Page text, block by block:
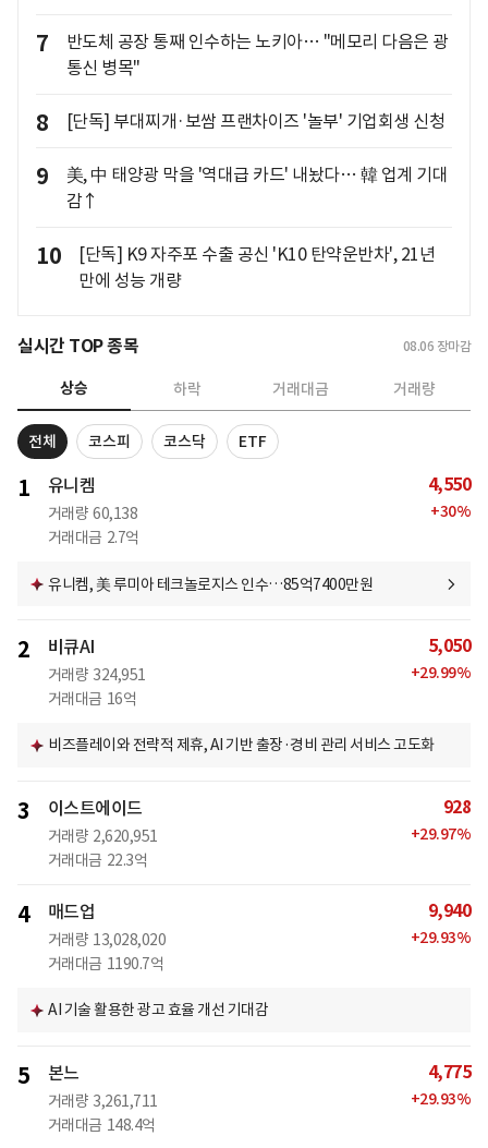
7
반도체 공장 통째 인수하는 노키아… "메모리 다음은 광
통신 병목"
8 [단독] 부대찌개·보쌈 프랜차이즈 '놀부' 기업회생 신청
9
美, 中 태양광 막을 '역대급 카드' 내놨다… 韓 업계 기대
감↑
10
[단독] K9 자주포 수출 공신 'K10 탄약운반차', 21년
만에 성능 개량
실시간 TOP 종목 08.06 장마감
상승 하락 거래대금 거래량
전체 코스피 코스닥 ETF
1 유니켐
거래량 60,138
거래대금 2.7억
4,550
+30%
유니켐, 美 루미아 테크놀로지스 인수…85억7400만원
2 비큐AI
거래량 324,951
거래대금 16억
5,050
+29.99%
비즈플레이와 전략적 제휴, AI 기반 출장·경비 관리 서비스 고도화
3 이스트에이드
거래량 2,620,951
거래대금 22.3억
928
+29.97%
4 매드업
거래량 13,028,020
거래대금 1190.7억
9,940
+29.93%
AI 기술 활용한 광고 효율 개선 기대감
5 본느
거래량 3,261,711
거래대금 148.4억
4,775
+29.93%